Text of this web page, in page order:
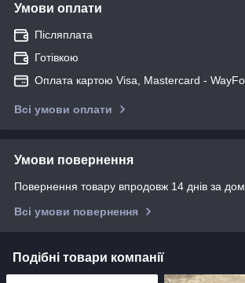
Умови оплати
Післяплата
Готівкою
Оплата картою Visa, Mastercard -
Всі умови оплати
Умови повернення
Повернення товару впродовж 14 днів за
Всі умови повернення
Подібні товари компанії